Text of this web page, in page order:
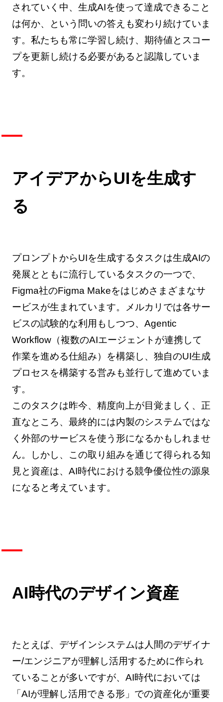
されていく中、生成AIを使って達成できること
は何か、という問いの答えも変わり続けていま
す。私たちも常に学習し続け、期待値とスコー
プを更新し続ける必要があると認識していま
す。
アイデアからUIを生成す
る
プロンプトからUIを生成するタスクは生成AIの
発展とともに流行しているタスクの一つで、
Figma社のFigma Makeをはじめさまざまなサ
ービスが生まれています。メルカリでは各サー
ビスの試験的な利用もしつつ、Agentic
Workflow（複数のAIエージェントが連携して
作業を進める仕組み）を構築し、独自のUI生成
プロセスを構築する営みも並行して進めていま
す。
このタスクは昨今、精度向上が目覚ましく、正
直なところ、最終的には内製のシステムではな
く外部のサービスを使う形になるかもしれませ
ん。しかし、この取り組みを通じて得られる知
見と資産は、AI時代における競争優位性の源泉
になると考えています。
AI時代のデザイン資産
たとえば、デザインシステムは人間のデザイナ
ー/エンジニアが理解し活用するために作られ
ていることが多いですが、AI時代においては
「AIが理解し活用できる形」での資産化が重要